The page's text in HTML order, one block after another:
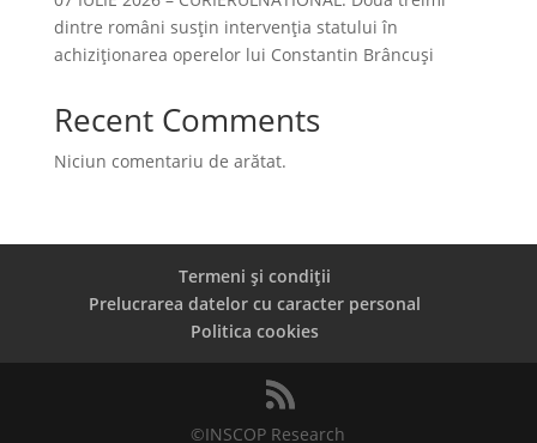
dintre români susțin intervenția statului în
achiziționarea operelor lui Constantin Brâncuși
Recent Comments
Niciun comentariu de arătat.
Termeni și condiții
Prelucrarea datelor cu caracter personal
Politica cookies
©INSCOP Research